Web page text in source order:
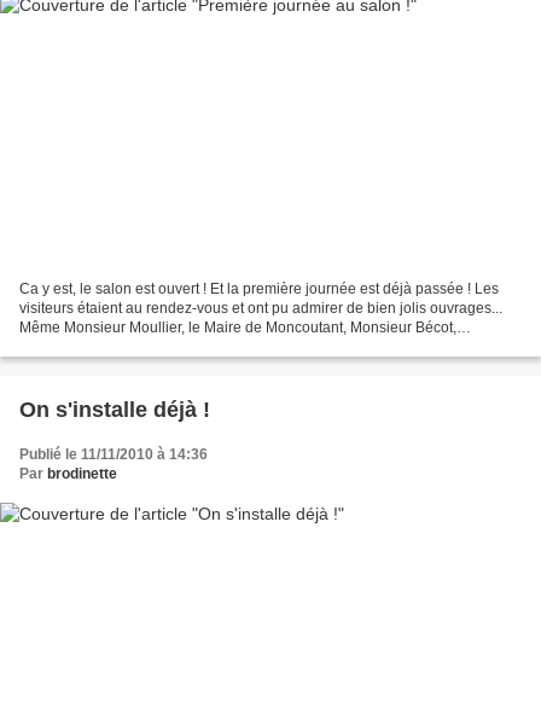
Ca y est, le salon est ouvert ! Et la première journée est déjà passée ! Les
visiteurs étaient au rendez-vous et ont pu admirer de bien jolis ouvrages...
Même Monsieur Moullier, le Maire de Moncoutant, Monsieur Bécot,
On s'installe déjà !
Publié le 11/11/2010 à 14:36
Par brodinette